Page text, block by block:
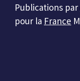
Publications par
pour la France